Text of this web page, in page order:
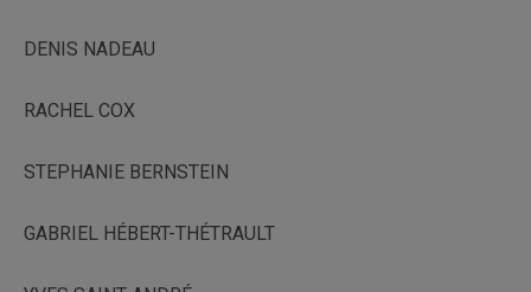
DENIS NADEAU
RACHEL COX
STEPHANIE BERNSTEIN
GABRIEL HÉBERT-THÉTRAULT